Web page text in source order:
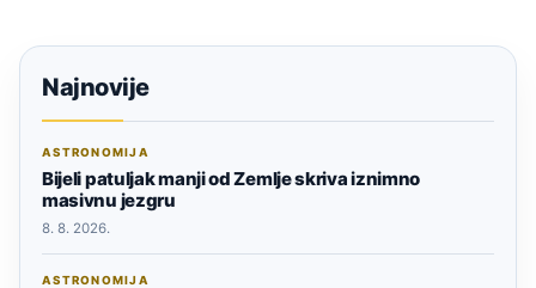
Najnovije
ASTRONOMIJA
Bijeli patuljak manji od Zemlje skriva iznimno
masivnu jezgru
8. 8. 2026.
ASTRONOMIJA